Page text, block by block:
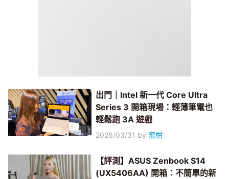
出門｜Intel 新一代 Core Ultra
Series 3 開箱現場：輕薄筆電也
輕鬆跑 3A 遊戲
2026/03/31 by 蜜柑
【評測】ASUS Zenbook S14
(UX5406AA) 開箱：不簡單的新